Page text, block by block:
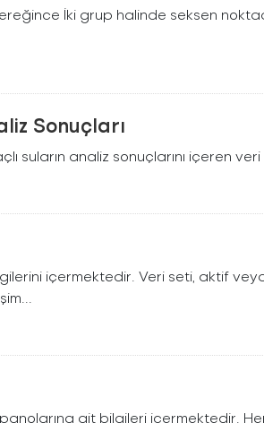
İki grup halinde seksen
Sonuçları
suların analiz sonuçlarını içeren veri
içermektedir. Veri seti, aktif
panolarına ait bilgileri içermektedir.